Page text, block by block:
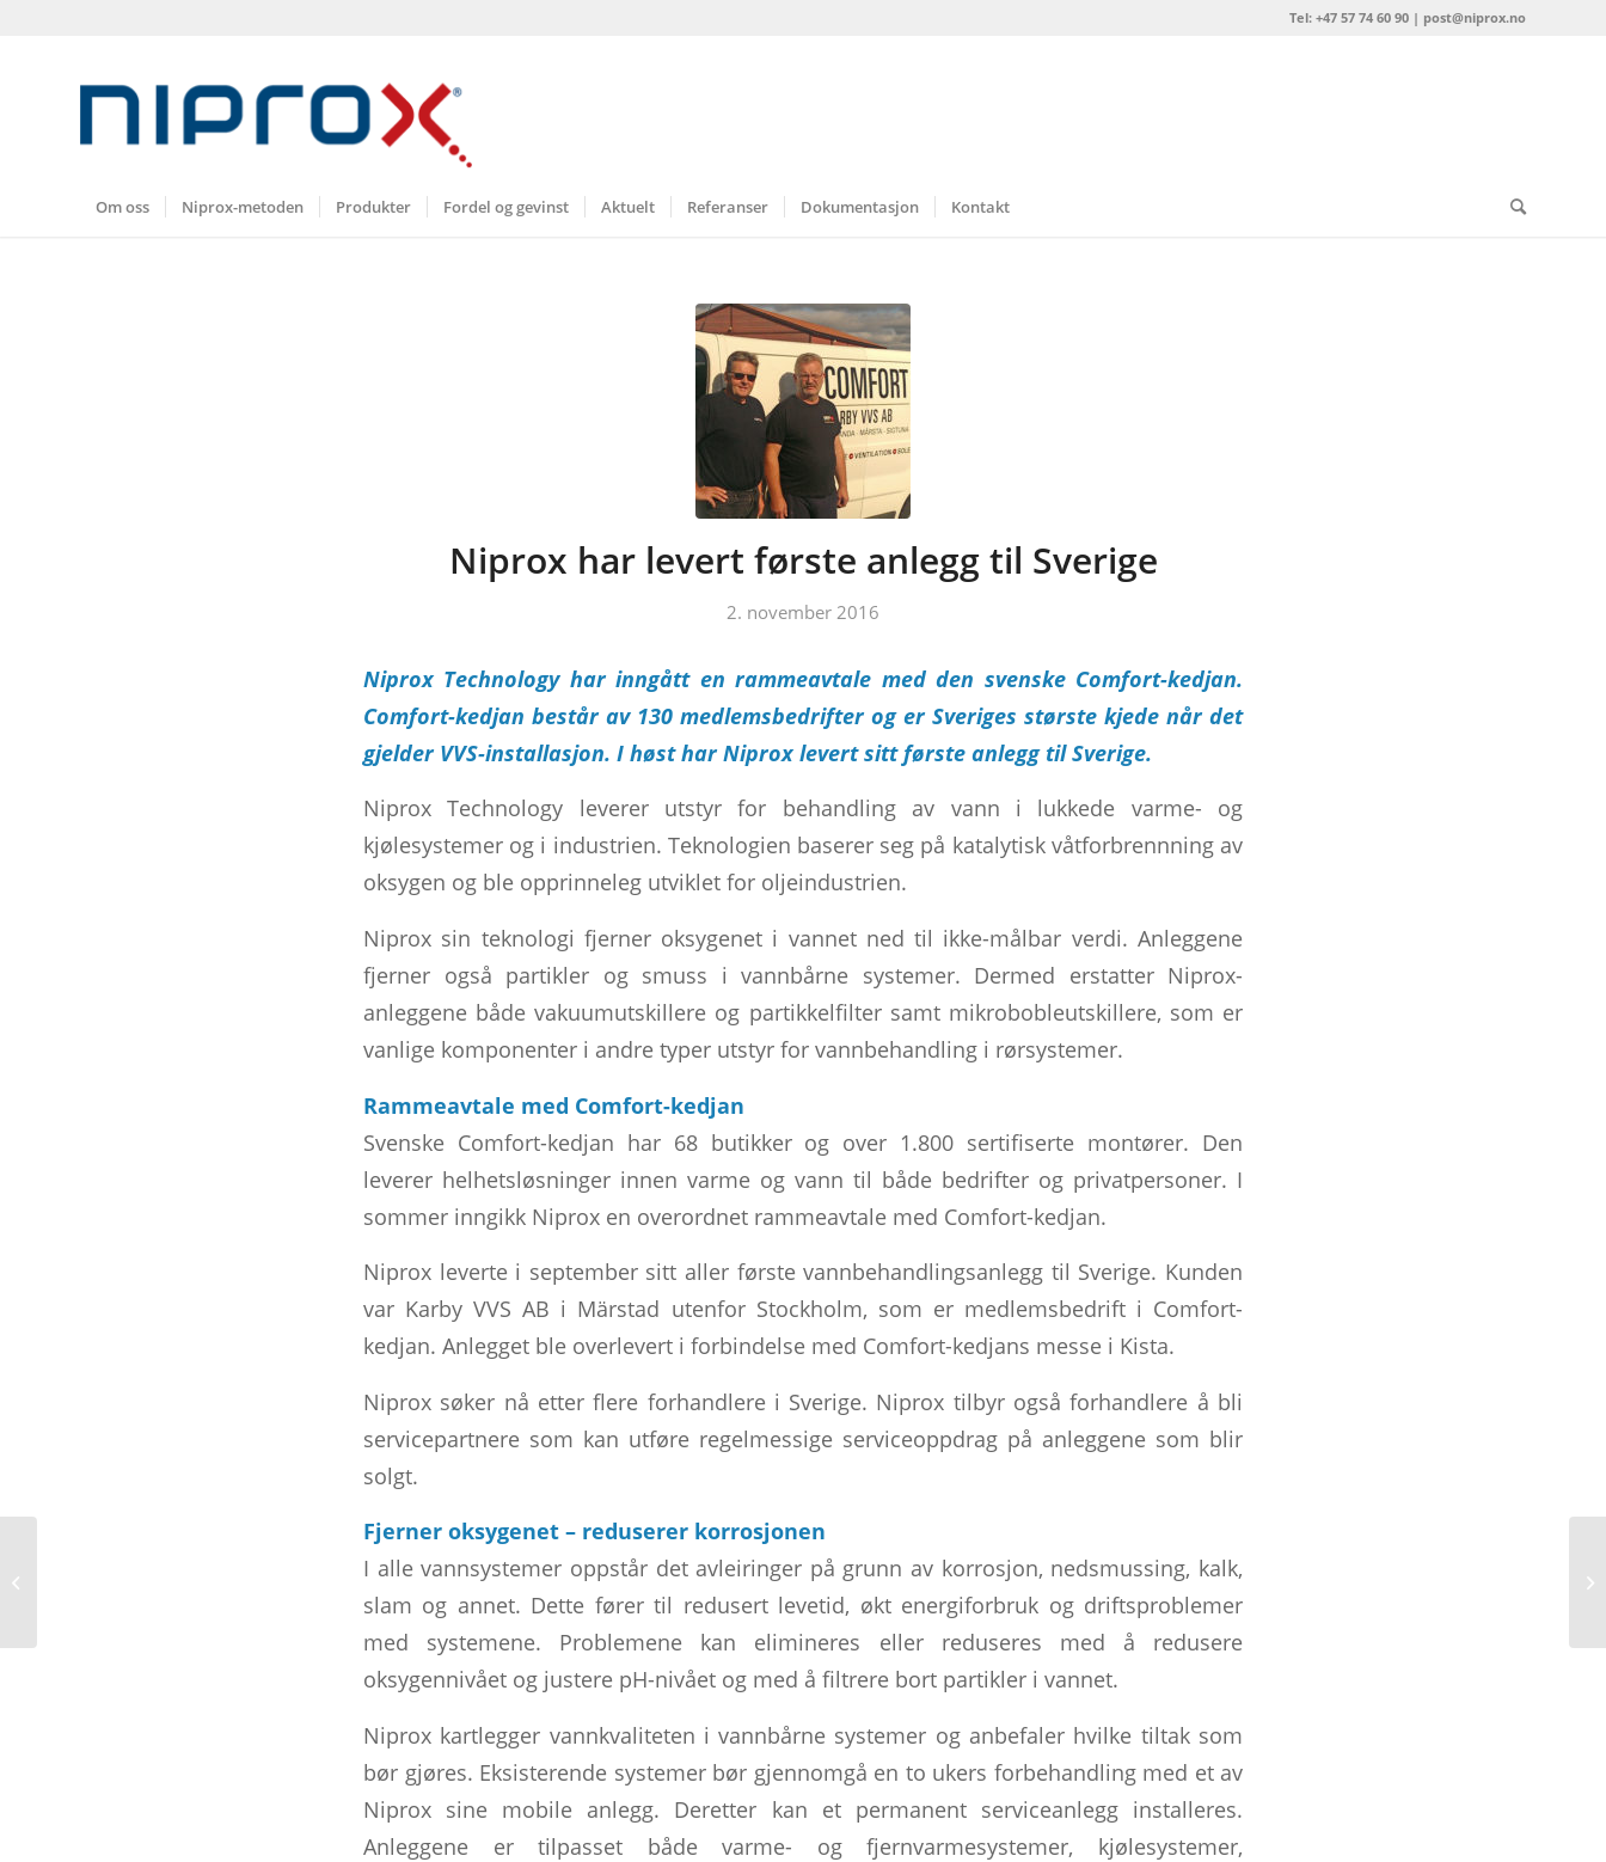
Tel: +47 57 74 60 90 | post@niprox.no
Om oss Niprox-metoden Produkter Fordel og gevinst Aktuelt Referanser Dokumentasjon Kontakt
Niprox har levert første anlegg til Sverige
2. november 2016
Niprox Technology har inngått en rammeavtale med den svenske Comfort-kedjan.
Comfort-kedjan består av 130 medlemsbedrifter og er Sveriges største kjede når det
gjelder VVS-installasjon. I høst har Niprox levert sitt første anlegg til Sverige.
Niprox Technology leverer utstyr for behandling av vann i lukkede varme- og
kjølesystemer og i industrien. Teknologien baserer seg på katalytisk våtforbrennning av
oksygen og ble opprinneleg utviklet for oljeindustrien.
Niprox sin teknologi fjerner oksygenet i vannet ned til ikke-målbar verdi. Anleggene
fjerner også partikler og smuss i vannbårne systemer. Dermed erstatter Niprox-
anleggene både vakuumutskillere og partikkelfilter samt mikrobobleutskillere, som er
vanlige komponenter i andre typer utstyr for vannbehandling i rørsystemer.
Rammeavtale med Comfort-kedjan
Svenske Comfort-kedjan har 68 butikker og over 1.800 sertifiserte montører. Den
leverer helhetsløsninger innen varme og vann til både bedrifter og privatpersoner. I
sommer inngikk Niprox en overordnet rammeavtale med Comfort-kedjan.
Niprox leverte i september sitt aller første vannbehandlingsanlegg til Sverige. Kunden
var Karby VVS AB i Märstad utenfor Stockholm, som er medlemsbedrift i Comfort-
kedjan. Anlegget ble overlevert i forbindelse med Comfort-kedjans messe i Kista.
Niprox søker nå etter flere forhandlere i Sverige. Niprox tilbyr også forhandlere å bli
servicepartnere som kan utføre regelmessige serviceoppdrag på anleggene som blir
solgt.
Fjerner oksygenet – reduserer korrosjonen
I alle vannsystemer oppstår det avleiringer på grunn av korrosjon, nedsmussing, kalk,
slam og annet. Dette fører til redusert levetid, økt energiforbruk og driftsproblemer
med systemene. Problemene kan elimineres eller reduseres med å redusere
oksygennivået og justere pH-nivået og med å filtrere bort partikler i vannet.
Niprox kartlegger vannkvaliteten i vannbårne systemer og anbefaler hvilke tiltak som
bør gjøres. Eksisterende systemer bør gjennomgå en to ukers forbehandling med et av
Niprox sine mobile anlegg. Deretter kan et permanent serviceanlegg installeres.
Anleggene er tilpasset både varme- og fjernvarmesystemer, kjølesystemer,